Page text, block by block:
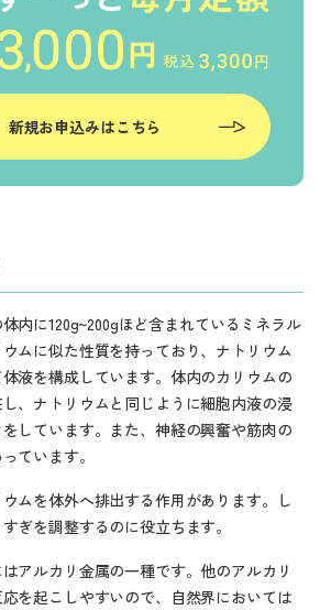
新規お申込みはこちら
内に120g~200gほど含まれているミネラル
ムに似た性質を持っており、ナトリウム
液を構成しています。体内のカリウムの
、ナトリウムと同じように細胞内液の浸
しています。また、神経の興奮や筋肉の
ています。
ムを体外へ排出する作用があります。し
ぎを調整するのに役立ちます。
アルカリ金属の一種です。他のアルカリ
を起こしやすいので、自然界においては